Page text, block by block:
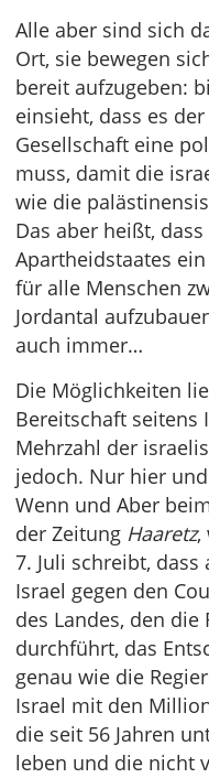
Alle aber sind sich
Ort, sie bewegen
bereit aufzugeben:
einsieht, dass es
Gesellschaft eine
muss, damit die
wie die
Das aber heißt,
Apartheidstaates
für alle Menschen
Jordantal
auch immer…
Die Möglichkeiten
Bereitschaft seitens
Mehrzahl der
jedoch. Nur hier
Wenn und Aber
der Zeitung Haaretz,
7. Juli schreibt,
Israel gegen den
des Landes, den
durchführt, das
genau wie die
Israel mit den
die seit 56 Jahren
leben und die nicht